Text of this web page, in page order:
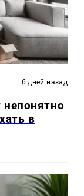
6 дней назад
в